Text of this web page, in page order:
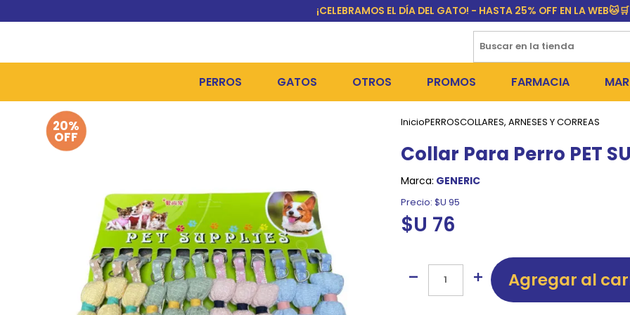
¡CELEBRAMOS EL DÍA DEL GATO! - HASTA 25% OFF EN LA WEB🐱🛒
PERROS
HIGIENE, PELUQUERÍA Y COSMÉTICA
CAMAS Y CASETAS
BOLSOS Y TRANSPORTADORAS
BOLSAS PARA MATERIA
COLLARES, ARNESES Y CORREAS
GATOS
ALIMENTOS HÚMEDOS Y SNACKS
ARENAS SANITARIAS
HIGIENE Y BAÑOS
COMEDEROS Y BEBEDEROS
JUGUETES Y RASCADORES
COLLARES Y ACCESORIOS
OTROS PROMOS
PERROS
OUTLET
FARMACIA
PULGUICIDAS Y
20%
OFF
InicioPERROSCOLLARES, ARNESES Y CORREAS
Collar Para Perro PET
Marca: GENERIC
Precio: $U 95
$U 76
Agregar al